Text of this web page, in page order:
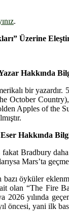
.
Üzerine
Hakkında
bir yazardır.
October Country),
Apples of the
Eser Hakkında
Bradbury
Mars’ta
öyküler
olan “The Fire
2026 yılında
öncesi, yani ilk